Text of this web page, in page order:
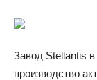
Завод Stellantis
производство